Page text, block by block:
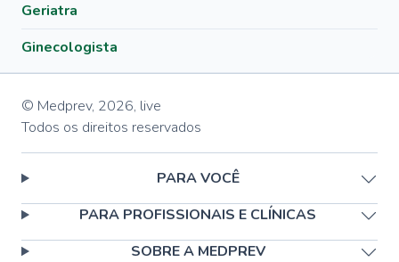
Geriatra
Ginecologista
© Medprev, 2026, live
Todos os direitos reservados
PARA VOCÊ
PARA PROFISSIONAIS E CLÍNICAS
SOBRE A MEDPREV